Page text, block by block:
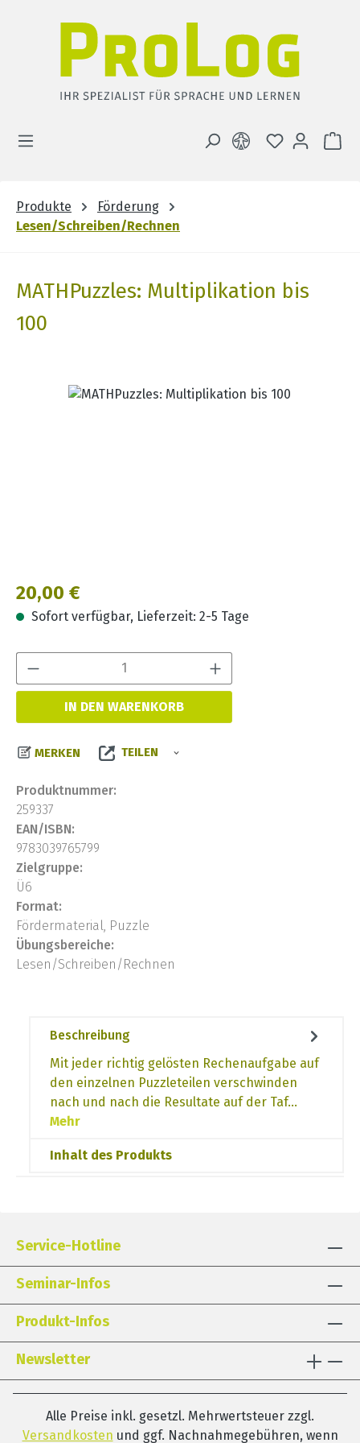
DU HAST 0
Produkte
Förderung
Lesen/Schreiben/Rechnen
MATHPuzzles: Multiplikation bis
100
Bildergalerie überspringen
Regulärer Preis:
20,00 €
Sofort verfügbar, Lieferzeit: 2-5 Tage
IN DEN WARENKORB
MERKEN TEILEN
Produktnummer:
259337
EAN/ISBN:
9783039765799
Zielgruppe:
Ü6
Format:
Fördermaterial, Puzzle
Übungsbereiche:
Lesen/Schreiben/Rechnen
Beschreibung
Mit jeder richtig gelösten Rechenaufgabe auf
den einzelnen Puzzleteilen verschwinden
nach und nach die Resultate auf der Taf…
Mehr
Inhalt des Produkts
Service-Hotline
Seminar-Infos
Produkt-Infos
Newsletter
Alle Preise inkl. gesetzl. Mehrwertsteuer zzgl.
Versandkosten und ggf. Nachnahmegebühren, wenn